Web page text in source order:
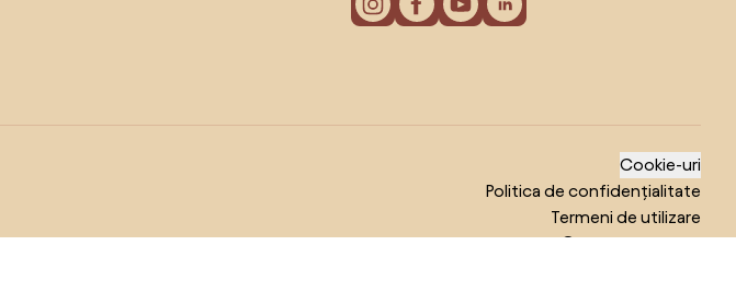
Cookie-uri
Politica de confidențialitate
Termeni de utilizare
© 2026 Biano s.r.o.